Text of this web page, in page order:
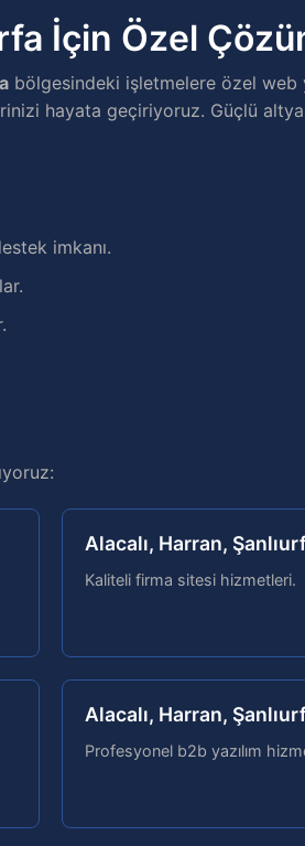
İçin Özel
bölgesindeki işletmelere özel web
hayata geçiriyoruz. Güçlü
imkanı.
Alacalı, Harran,
Kaliteli firma sitesi hizmetleri.
Alacalı, Harran,
Profesyonel b2b yazılım